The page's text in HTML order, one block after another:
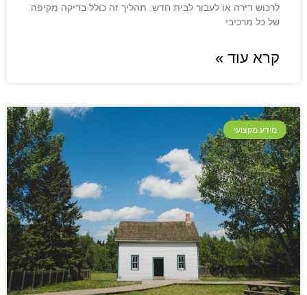
לרכוש דירה או לעבור לבית חדש. תהליך זה כולל בדיקה מקיפה
של כל מרכיבי
קרא עוד »
מידע מקצועי